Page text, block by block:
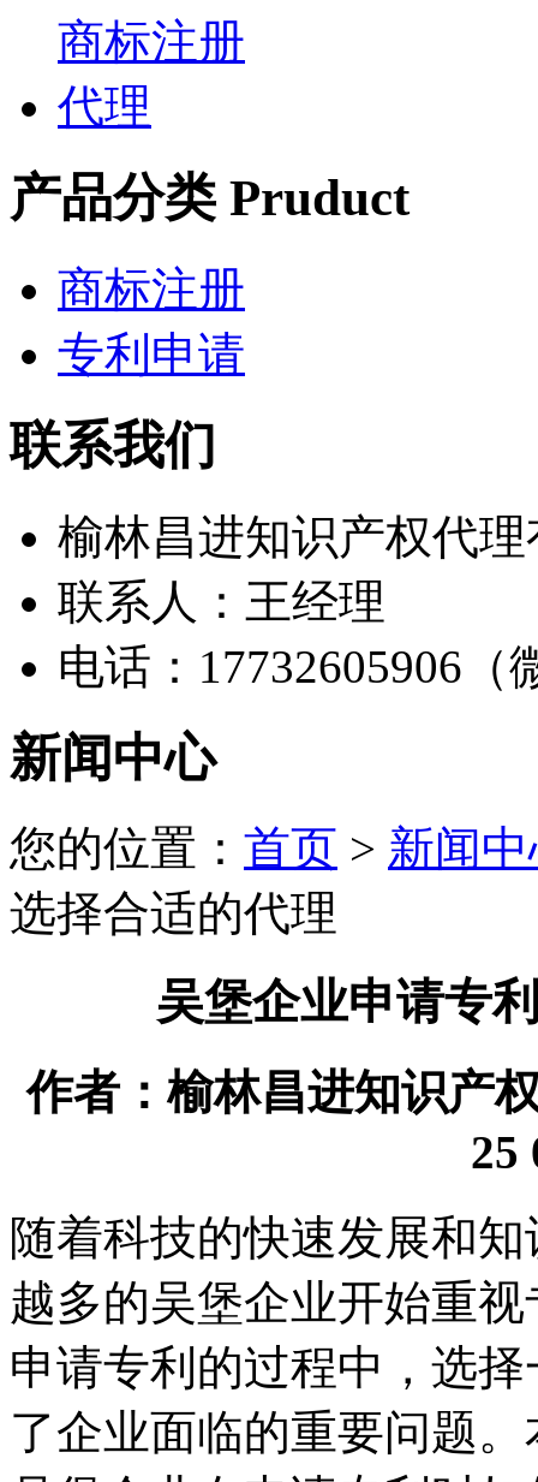
产品分类 Pruduct
商标注册
专利申请
联系我们
榆林昌进知识产权代
联系人：王经理
电话：17732605906（
新闻中心
您的位置： 首页 > 新闻
选择合适的代理
吴堡企业申请专
作者：榆林昌进知识产
25
随着科技的快速发展和
越多的吴堡企业开始重
申请专利的过程中，选
了企业面临的重要问题。